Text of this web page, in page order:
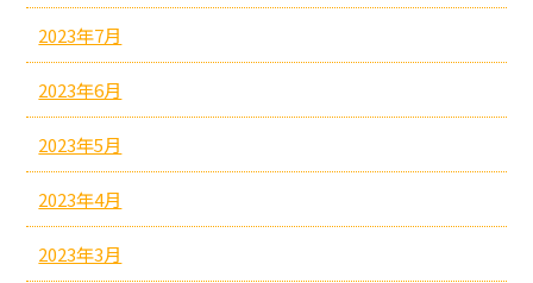
2023年7月
2023年6月
2023年5月
2023年4月
2023年3月